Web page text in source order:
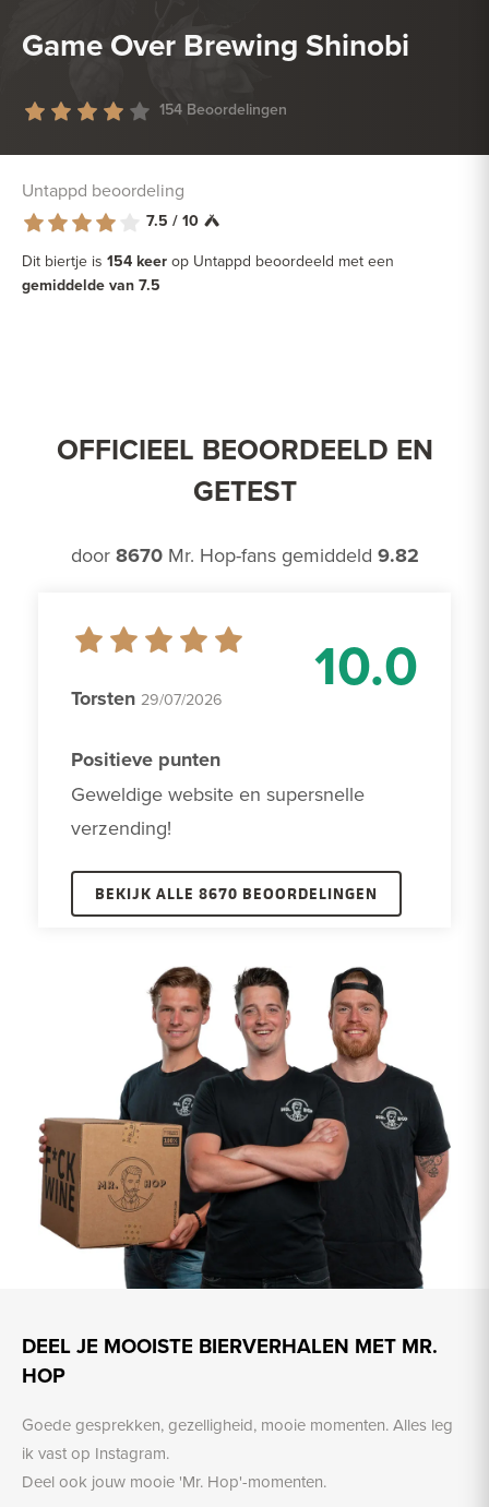
Game Over Brewing Shinobi
154 Beoordelingen
Untappd beoordeling
7.5 / 10
Dit biertje is 154 keer op Untappd beoordeeld met een
gemiddelde van 7.5
OFFICIEEL BEOORDEELD EN
GETEST
door 8670Mr. Hop-fans gemiddeld 9.82
10.0
Torsten 29/07/2026
Positieve punten
Geweldige website en supersnelle
verzending!
BEKIJK ALLE 8670 BEOORDELINGEN
DEEL JE MOOISTE BIERVERHALEN MET MR.
HOP
Goede gesprekken, gezelligheid, mooie momenten. Alles leg
ik vast op Instagram.
Deel ook jouw mooie 'Mr. Hop'-momenten.